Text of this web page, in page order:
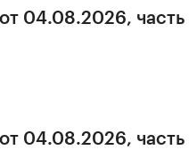
04.08.2026, часть
04.08.2026, часть